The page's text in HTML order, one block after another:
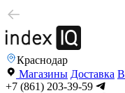
Краснодар
Магазины Доставка
+7 (861) 203-39-59